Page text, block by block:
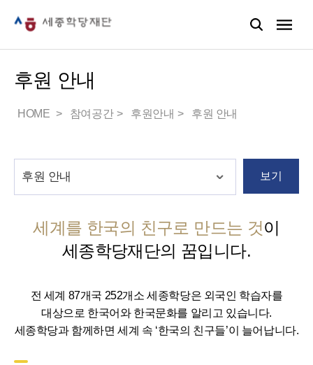
후원 안내
HOME 참여공간 후원안내 후원 안내
보기
세계를 한국의 친구로 만드는 것이
세종학당재단의 꿈입니다.
전 세계 87개국 252개소 세종학당은 외국인 학습자를
대상으로 한국어와 한국문화를 알리고 있습니다.
세종학당과 함께하면 세계 속 ‘한국의 친구들’이 늘어납니다.